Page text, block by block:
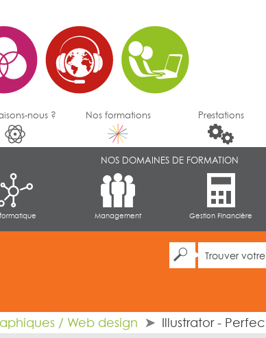
nous ? Nos formations Prestations
NOS DOMAINES DE FORMATION
Management Gestion Financière
/ Web design Illustrator -